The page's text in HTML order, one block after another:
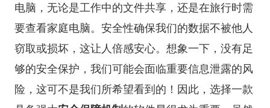
电脑，无论是工作中的文件共享，还是在旅行时需
要查看家庭电脑。安全性确保我们的数据不被他人
窃取或损坏，这让人倍感安心。想象一下，没有足
够的安全保护，我们可能会面临重要信息泄露的风
险，这可不是我们所希望看到的！因此，选择一款